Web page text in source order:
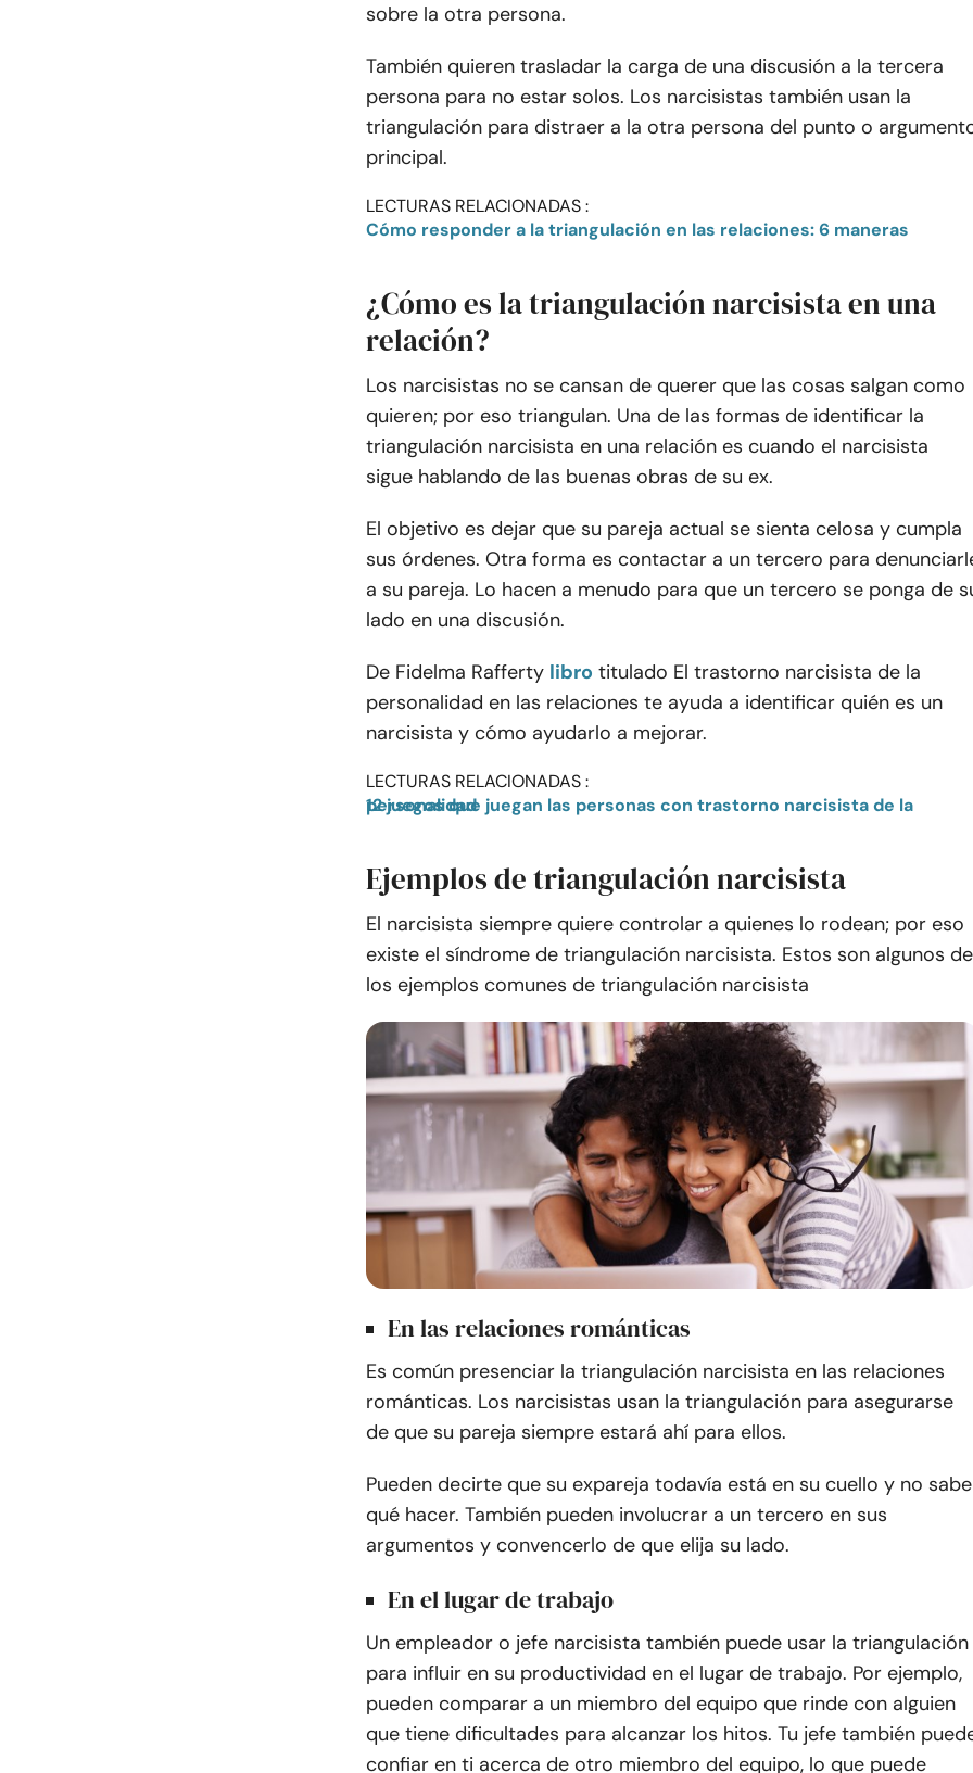
sobre la otra persona.
También quieren trasladar la carga de una discusión a la tercera
persona para no estar solos. Los narcisistas también usan la
triangulación para distraer a la otra persona del punto o
principal.
LECTURAS RELACIONADAS :
Cómo responder a la triangulación en las relaciones: 6 maneras
¿Cómo es la triangulación narcisista en una
relación?
Los narcisistas no se cansan de querer que las cosas salgan como
quieren; por eso triangulan. Una de las formas de identificar la
triangulación narcisista en una relación es cuando el narcisista
sigue hablando de las buenas obras de su ex.
El objetivo es dejar que su pareja actual se sienta celosa y cumpla
sus órdenes. Otra forma es contactar a un tercero para
a su pareja. Lo hacen a menudo para que un tercero se ponga de
lado en una discusión.
De Fidelma Rafferty libro titulado El trastorno narcisista de la
personalidad en las relaciones te ayuda a identificar quién es un
narcisista y cómo ayudarlo a mejorar.
LECTURAS RELACIONADAS :
12 juegos que juegan las personas con trastorno narcisista de la personalidad
Ejemplos de triangulación narcisista
El narcisista siempre quiere controlar a quienes lo rodean; por eso
existe el síndrome de triangulación narcisista. Estos son algunos de
los ejemplos comunes de triangulación narcisista
En las relaciones románticas
Es común presenciar la triangulación narcisista en las relaciones
románticas. Los narcisistas usan la triangulación para asegurarse
de que su pareja siempre estará ahí para ellos.
Pueden decirte que su expareja todavía está en su cuello y no sabe
qué hacer. También pueden involucrar a un tercero en sus
argumentos y convencerlo de que elija su lado.
En el lugar de trabajo
Un empleador o jefe narcisista también puede usar la triangulación
para influir en su productividad en el lugar de trabajo. Por ejemplo,
pueden comparar a un miembro del equipo que rinde con alguien
que tiene dificultades para alcanzar los hitos. Tu jefe también
confiar en ti acerca de otro miembro del equipo, lo que puede